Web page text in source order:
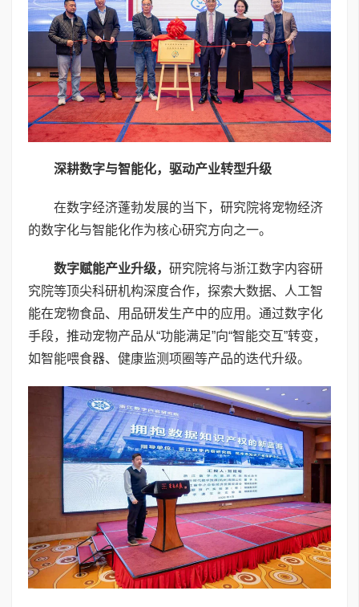
深耕数字与智能化，驱动产业转型升级
在数字经济蓬勃发展的当下，研究院将宠物经济
的数字化与智能化作为核心研究方向之一。
数字赋能产业升级， 研究院将与浙江数字内容研
究院等顶尖科研机构深度合作，探索大数据、人工智
能在宠物食品、用品研发生产中的应用。通过数字化
手段，推动宠物产品从“功能满足”向“智能交互”转变，
如智能喂食器、健康监测项圈等产品的迭代升级。